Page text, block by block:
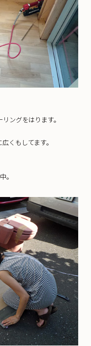
ングをはります。
くもしてます。
。